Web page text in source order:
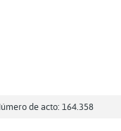
de acto: 164.358